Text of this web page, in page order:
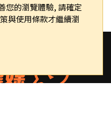
您的瀏覽體驗, 請確定
與使用條款才繼續瀏